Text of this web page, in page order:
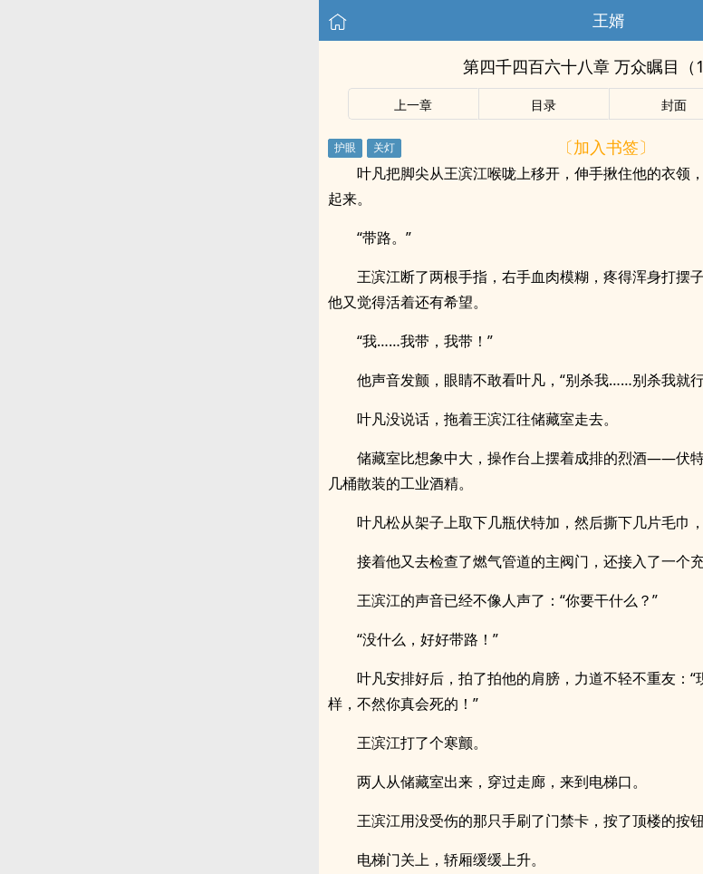
王婿
第四千四百六十八章 万众瞩目（1
上一章 目录 封面
〔加入书签〕
叶凡把脚尖从王滨江喉咙上移开，伸手揪住他的衣领
起来。
“带路。”
王滨江断了两根手指，右手血肉模糊，疼得浑身打摆
他又觉得活着还有希望。
“我……我带，我带！”
他声音发颤，眼睛不敢看叶凡，“别杀我……别杀我就
叶凡没说话，拖着王滨江往储藏室走去。
储藏室比想象中大，操作台上摆着成排的烈酒——伏
几桶散装的工业酒精。
叶凡松从架子上取下几瓶伏特加，然后撕下几片毛巾
接着他又去检查了燃气管道的主阀门，还接入了一个
王滨江的声音已经不像人声了：“你要干什么？”
“没什么，好好带路！”
叶凡安排好后，拍了拍他的肩膀，力道不轻不重友：
样，不然你真会死的！”
王滨江打了个寒颤。
两人从储藏室出来，穿过走廊，来到电梯口。
王滨江用没受伤的那只手刷了门禁卡，按了顶楼的按
电梯门关上，轿厢缓缓上升。